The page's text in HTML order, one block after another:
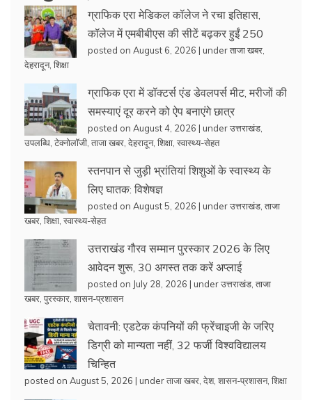
ग्राफिक एरा मेडिकल कॉलेज ने रचा इतिहास,
कॉलेज में एमबीबीएस की सीटें बढ़कर हुईं 250
posted on August 6, 2026 | underताजा खबर
देहरादून, शिक्षा
ग्राफिक एरा में डॉक्टर्स एंड डेवलपर्स मीट, मरीजों की
समस्याएं दूर करने को ऐप बनाएंगे छात्र
posted on August 4, 2026 | underउत्तराखंड
उपलब्धि टेक्नोलॉजी ताजा खबर देहरादून, शिक्षा स्वास्थ्य-सेहत
स्तनपान से जुड़ी भ्रांतियां शिशुओं के स्वास्थ्य के
लिए घातक: विशेषज्ञ
posted on August 5, 2026 | underउत्तराखंड ताजा
खबर शिक्षा स्वास्थ्य-सेहत
उत्तराखंड गौरव सम्मान पुरस्कार 2026 के लिए
आवेदन शुरू, 30 अगस्त तक करें अप्लाई
posted on July 28, 2026 | underउत्तराखंड ताजा
खबर पुरस्कार शासन-प्रशासन
चेतावनी: एडटेक कंपनियों की फ्रेंचाइजी के जरिए
डिग्री को मान्यता नहीं, 32 फर्जी विश्वविद्यालय
चिन्हित
posted on August 5, 2026 | underताजा खबर देश, शासन-प्रशासन, शिक्षा